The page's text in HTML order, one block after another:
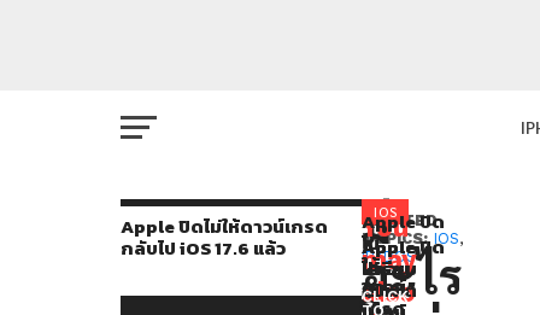
Apple ปิดไม่ให้ดาวน์เกรด
กลับไป iOS 17.6 แล้ว
IOS
มี
อะไร
Apple
ได้
ปล่อย
You
may
also
Apple ปิด
ไม่
ให้
ดาวน์
เกรด
Apple
เตรียม
เปิด
Apple
ปล่อย
อัปเดต
Apple ปิด
ไม่
ให้
RELATED
TOPICS: IOS,
IPADOS
CLICK
TO